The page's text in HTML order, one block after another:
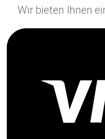
Wir bieten Ihnen